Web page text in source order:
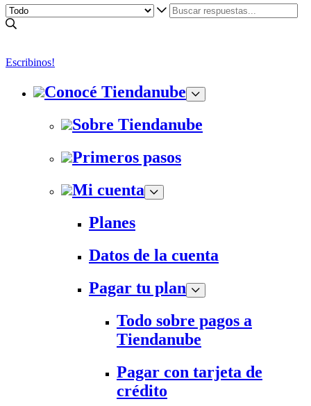
Escribinos!
Conocé Tiendanube
Sobre Tiendanube
Primeros pasos
Mi cuenta
Planes
Datos de la cuenta
Pagar tu plan
Todo sobre pagos a
Tiendanube
Pagar con tarjeta de
crédito